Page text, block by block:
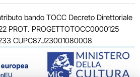
bando TOCC Decreto Direttoriale
PROT. PROGETTOTOCC0000125
CUPC87J23001080008